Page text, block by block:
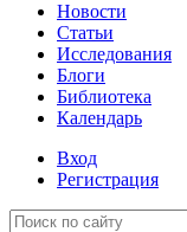
Новости
Статьи
Исследования
Блоги
Библиотека
Календарь
Вход
Регистрация